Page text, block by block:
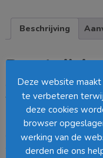
Beschrijving
Geef je planten een
van Mica Decorations,
Collection. Het metalen
plateaus op
en overzichtelijk worden
dynamiek te creëren in je
Deze website maakt
te verbeteren
deze cookies
browser
werking van de
derden die ons